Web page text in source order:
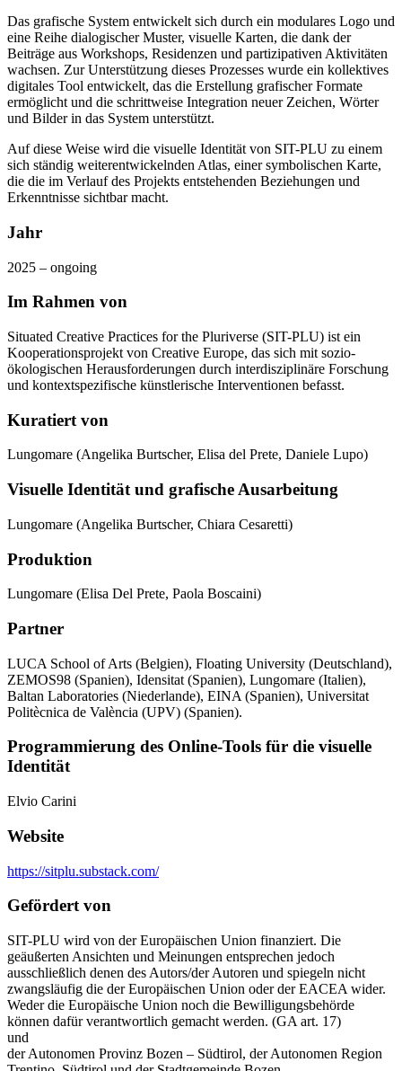
Das grafische System entwickelt sich durch ein modulares Logo und
eine Reihe dialogischer Muster, visuelle Karten, die dank der
Beiträge aus Workshops, Residenzen und partizipativen Aktivitäten
wachsen. Zur Unterstützung dieses Prozesses wurde ein kollektives
digitales Tool entwickelt, das die Erstellung grafischer Formate
ermöglicht und die schrittweise Integration neuer Zeichen, Wörter
und Bilder in das System unterstützt.
Auf diese Weise wird die visuelle Identität von SIT-PLU zu einem
sich ständig weiterentwickelnden Atlas, einer symbolischen Karte,
die die im Verlauf des Projekts entstehenden Beziehungen und
Erkenntnisse sichtbar macht.
Jahr
2025 – ongoing
Im Rahmen von
Situated Creative Practices for the Pluriverse (SIT-PLU) ist ein
Kooperationsprojekt von Creative Europe, das sich mit sozio-
ökologischen Herausforderungen durch interdisziplinäre Forschung
und kontextspezifische künstlerische Interventionen befasst.
Kuratiert von
Lungomare (Angelika Burtscher, Elisa del Prete, Daniele Lupo)
Visuelle Identität und grafische Ausarbeitung
Lungomare (Angelika Burtscher, Chiara Cesaretti)
Produktion
Lungomare (Elisa Del Prete, Paola Boscaini)
Partner
LUCA School of Arts (Belgien), Floating University (Deutschland),
ZEMOS98 (Spanien), Idensitat (Spanien), Lungomare (Italien),
Baltan Laboratories (Niederlande), EINA (Spanien), Universitat
Politècnica de València (UPV) (Spanien).
Programmierung des Online-Tools für die visuelle
Identität
Elvio Carini
Website
https://sitplu.substack.com/
Gefördert von
SIT-PLU wird von der Europäischen Union finanziert. Die
geäußerten Ansichten und Meinungen entsprechen jedoch
ausschließlich denen des Autors/der Autoren und spiegeln nicht
zwangsläufig die der Europäischen Union oder der EACEA wider.
Weder die Europäische Union noch die Bewilligungsbehörde
können dafür verantwortlich gemacht werden. (GA art. 17)
und
der Autonomen Provinz Bozen – Südtirol, der Autonomen Region